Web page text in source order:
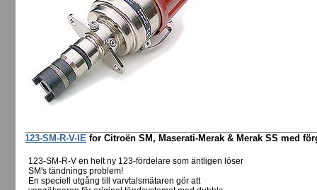
123-SM-R-V-IE for Citroën SM, Maserati-Merak & Merak SS med
123-SM-R-V en helt ny 123-fördelare som äntligen löser
SM's tändnings problem!
En speciell utgång till varvtalsmätaren gör att